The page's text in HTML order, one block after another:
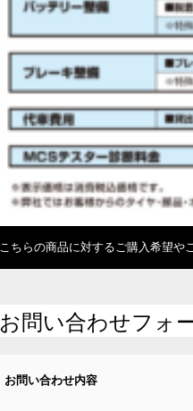
こちらの商品に対するご購入希望や
お問い合わせフォ
お問い合わせ内容